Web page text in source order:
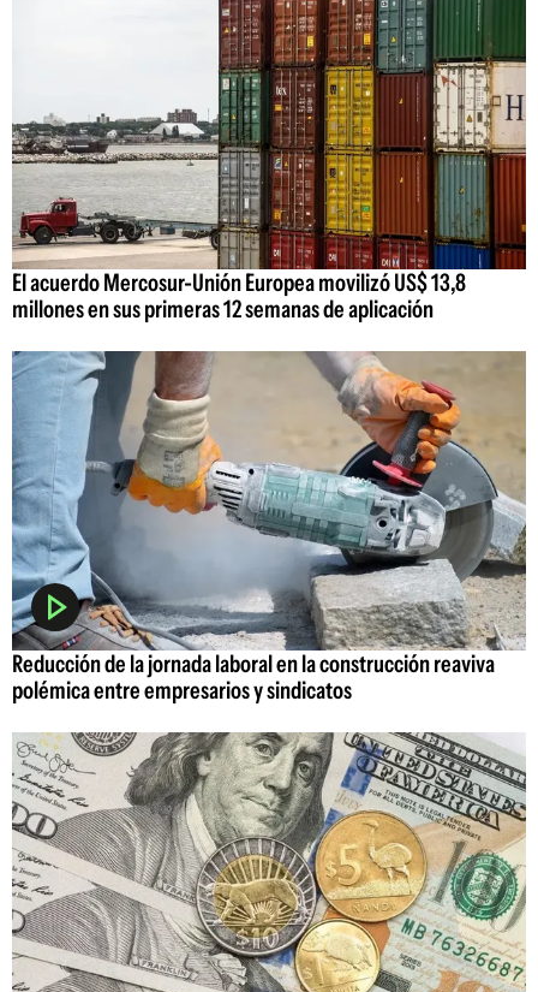
El acuerdo Mercosur-Unión Europea movilizó US$ 13,8
millones en sus primeras 12 semanas de aplicación
Reducción de la jornada laboral en la construcción reaviva
polémica entre empresarios y sindicatos